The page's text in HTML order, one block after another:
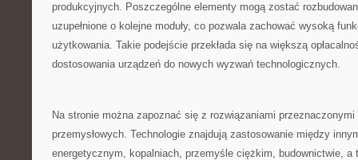
produkcyjnych. Poszczególne elementy mogą zostać
uzupełnione o kolejne moduły, co pozwala zachować wysoką
użytkowania. Takie podejście przekłada się na większą
dostosowania urządzeń do nowych wyzwań technologicznych.
Na stronie można zapoznać się z rozwiązaniami przeznaczonymi
przemysłowych. Technologie znajdują zastosowanie między
energetycznym, kopalniach, przemyśle ciężkim, budownictwie, a